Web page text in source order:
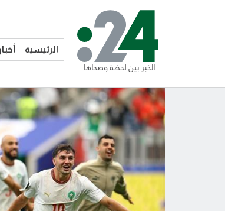
الرئيسية أخبار